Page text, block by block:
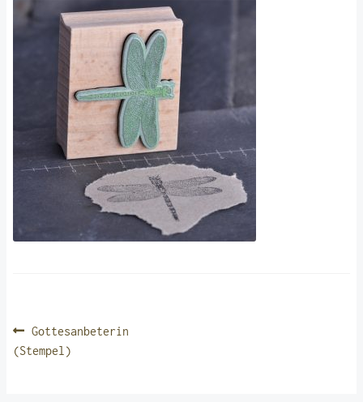
BEITRAGSNAVIGATION
Vorheriger
Beitrag:
Gottesanbeterin
(Stempel)